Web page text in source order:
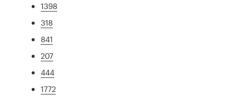
1398
318
841
207
444
1772